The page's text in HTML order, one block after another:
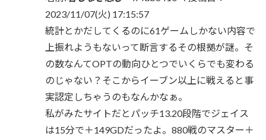
2023/11/07(火) 17:15:57
統計とかだしてくるのに61ゲームしかない内容で
上振れようもないって断言するその根拠が謎。そ
の数なんてOPTの動向ひとつでいくらでも変わる
のじゃない？そこからイーブン以上に戦えると事
実認定しちゃうのもなんかなぁ。
私がみたサイトだとパッチ13.20段階でジェイス
は15分で＋149GDだったよ。880戦のマスター＋